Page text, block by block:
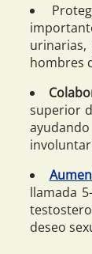
hombres
superior
llamada
deseo